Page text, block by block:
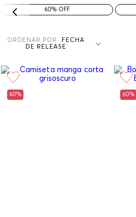
60% OFF
ORDENAR POR
FECHA
DE RELEASE
60% 60%